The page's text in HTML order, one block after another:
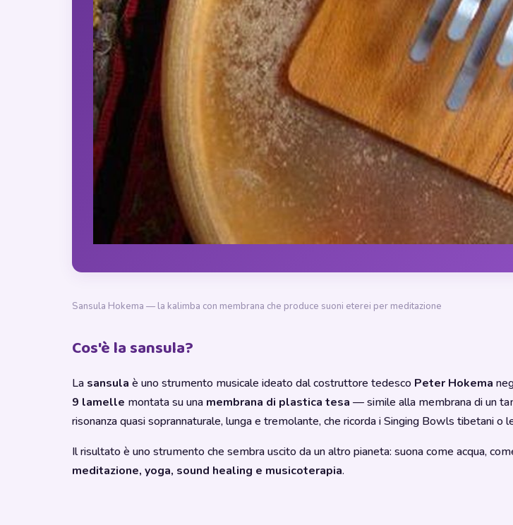
Sansula Hokema — la kalimba con membrana che produce suoni eterei per meditazione
Cos'è la sansula?
La sansula è uno strumento musicale ideato dal costruttore tedesco Peter Hokema
9 lamelle montata su una membrana di plastica tesa — simile alla membrana di un
risonanza quasi soprannaturale, lunga e tremolante, che ricorda i Singing Bowls tibetani o
Il risultato è uno strumento che sembra uscito da un altro pianeta: suona come acqua,
meditazione, yoga, sound healing e musicoterapia.